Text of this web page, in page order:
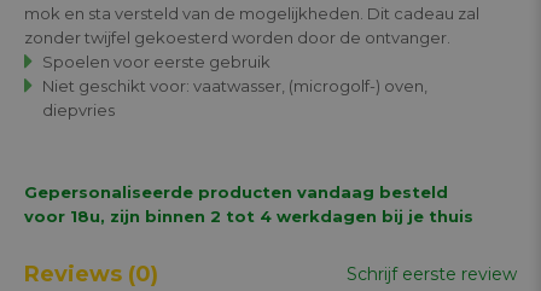
mok en sta versteld van de mogelijkheden. Dit cadeau zal
zonder twijfel gekoesterd worden door de ontvanger.
Spoelen voor eerste gebruik
Niet geschikt voor: vaatwasser, (microgolf-) oven,
diepvries
Gepersonaliseerde producten vandaag besteld
voor 18u, zijn binnen 2 tot 4 werkdagen bij je thuis
Reviews (0) Schrijf eerste review